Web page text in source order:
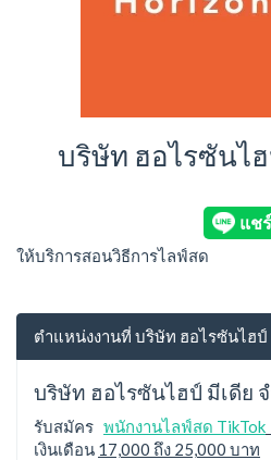
บริษัท ฮอไรซันไ
ให้บริการสอนวิธีการไลฟ์สด
ตำแหน่งงานที่ บริษัท ฮอไรซันไฮ
บริษัท ฮอไรซันไฮป์ มีเดีย
รับสมัคร พนักงานไลฟ์สด TikTok
เงินเดือน 17,000 ถึง 25,000 บาท